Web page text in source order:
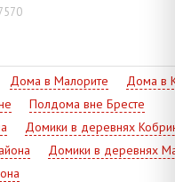
водоснабжение -
по улице.
огорожен забором, на
хозблока. Деревня
на г. Каменец. Налажено
Высоко-Литовск на
живописная местность,
Дома в Малорите
Дома в
Полдома вне Бресте
Домики в деревнях
Домики в деревнях